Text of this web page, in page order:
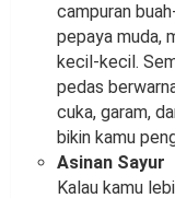
campuran
pepaya muda,
kecil-kecil.
pedas
cuka, garam,
bikin kamu
Asinan Sayur
Kalau kamu